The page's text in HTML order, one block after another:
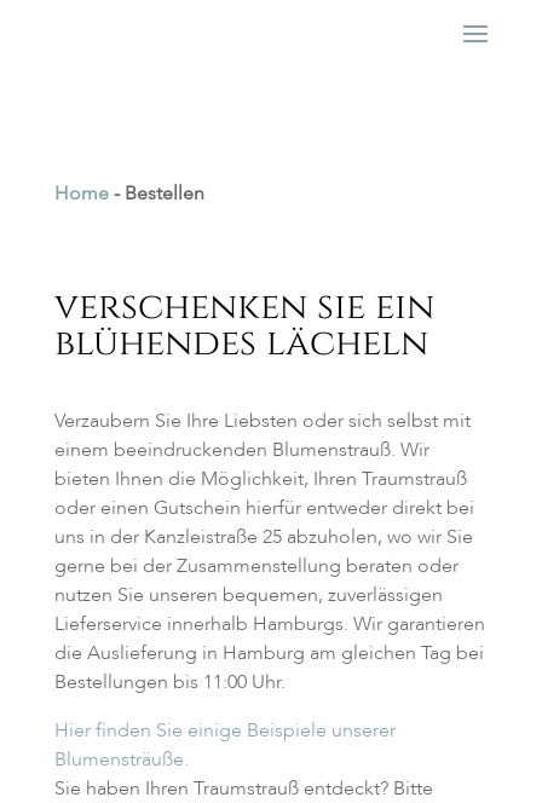
Home-Bestellen
verschenken sie ein
blühendes lächeln
Verzaubern Sie Ihre Liebsten oder sich selbst mit
einem beeindruckenden Blumenstrauß. Wir
bieten Ihnen die Möglichkeit, Ihren Traumstrauß
oder einen Gutschein hierfür entweder direkt bei
uns in der Kanzleistraße 25 abzuholen, wo wir Sie
gerne bei der Zusammenstellung beraten oder
nutzen Sie unseren bequemen, zuverlässigen
Lieferservice innerhalb Hamburgs. Wir garantieren
die Auslieferung in Hamburg am gleichen Tag bei
Bestellungen bis 11:00 Uhr.
Hier finden Sie einige Beispiele unserer
Blumensträuße.
Sie haben Ihren Traumstrauß entdeckt? Bitte